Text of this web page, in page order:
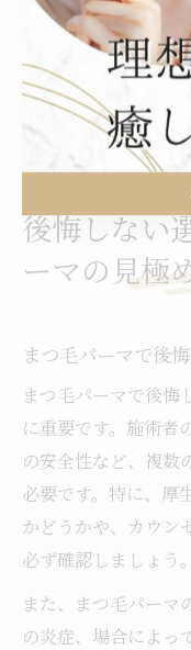
実際に「施術後に
師に相談したことで
ります。正しい対処
心して楽しむことが
後悔しない
ーマの見極
まつ毛パーマで後
まつ毛パーマで後悔
に重要です。施術者
の安全性など、複数
必要です。特に、厚
かどうかや、カウン
必ず確認しましょう。
また、まつ毛パーマ
の炎症、場合によっ